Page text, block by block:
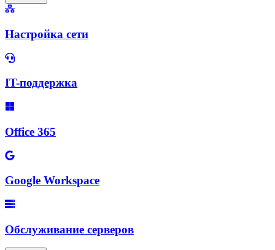
Настройка сети
IT-поддержка
Office 365
Google Workspace
Обслуживание серверов